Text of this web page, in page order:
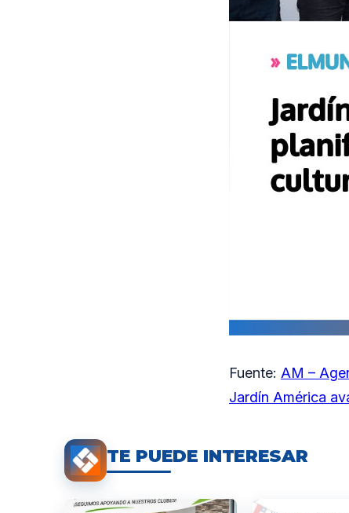
Fuente: AM –
Jardín América
TE PUEDE INTERESAR